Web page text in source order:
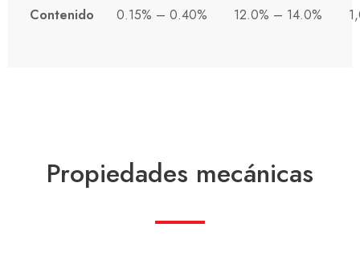
Contenido
0.15% – 0.40% 12.0% – 14.0%
Propiedades mecánicas